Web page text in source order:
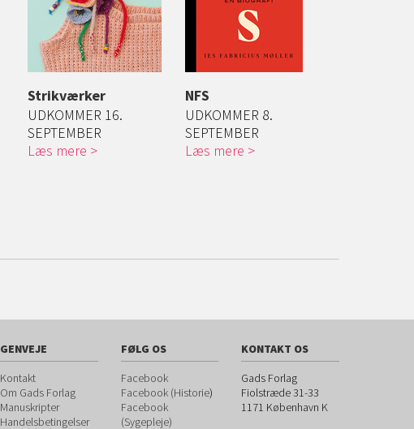
Strikværker
UDKOMMER 16.
SEPTEMBER
Læs mere
NFS
UDKOMMER 8.
SEPTEMBER
Læs mere
GENVEJE
Kontakt
Om Gads Forlag
Manuskripter
Handelsbetingelser
FØLG OS
Facebook
Facebook (Historie)
Facebook
(Sygepleje)
KONTAKT OS
Gads Forlag
Fiolstræde 31-33
1171 København K